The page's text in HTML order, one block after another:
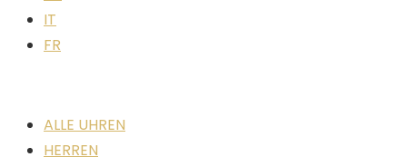
IT
FR
ALLE UHREN
HERREN